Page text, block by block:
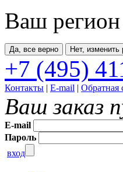
Ваш
Да, все верно Нет, изменить
+7 (495)
Контакты | E-mail | Обратная
Ваш заказ
E-mail
Пароль
вход